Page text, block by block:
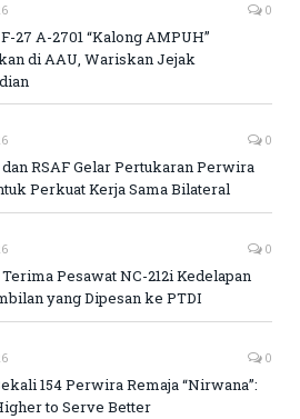
0
27 A-2701 “Kalong AMPUH”
di AAU, Wariskan Jejak
0
RSAF Gelar Pertukaran Perwira
Perkuat Kerja Sama Bilateral
0
Pesawat NC-212i Kedelapan
yang Dipesan ke PTDI
0
154 Perwira Remaja “Nirwana”:
to Serve Better